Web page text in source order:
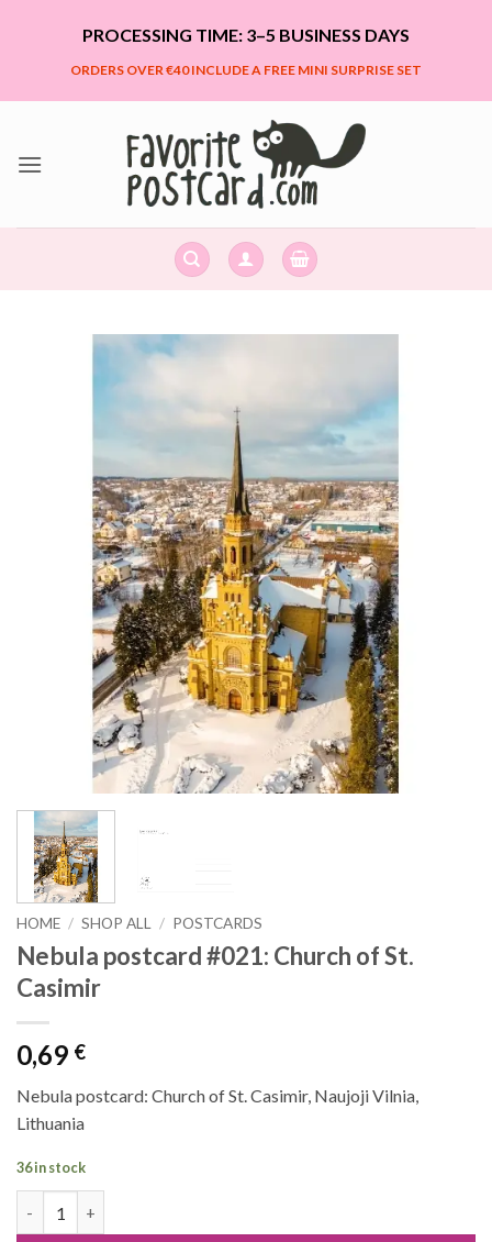
PROCESSING TIME: 3–5 BUSINESS DAYS
ORDERS OVER €40 INCLUDE A FREE MINI SURPRISE SET
HOME / SHOP ALL / POSTCARDS
Nebula postcard #021: Church of St.
Casimir
0,69 €
Nebula postcard: Church of St. Casimir, Naujoji Vilnia,
Lithuania
36 in stock